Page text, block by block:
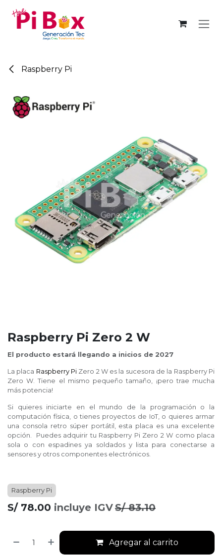
Raspberry Pi
Raspberry Pi Zero 2 W
El producto estará llegando a inicios de 2027
La placa Raspberry PiZero 2 W es la sucesora de la Raspberry Pi
Zero W. Tiene el mismo pequeño tamaño, ¡pero trae mucha
más potencia!
Si quieres iniciarte en el mundo de la programación o la
computación física, o tienes proyectos de IoT, o quieres armar
una consola retro súper portátil, esta placa es una excelente
opción. Puedes adquirir tu Raspberry Pi Zero 2 W como placa
sola o con espadines ya soldados y lista para conectarse a
sensores y otros componentes electrónicos.
Raspberry Pi
S/ 78.00 incluye IGVS/83.10
Agregar al carrito